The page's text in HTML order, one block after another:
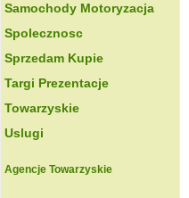
Samochody Motoryzacja
Spolecznosc
Sprzedam Kupie
Targi Prezentacje
Towarzyskie
Uslugi
Agencje Towarzyskie